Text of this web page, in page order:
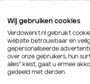
Ik ga
Verdo Werkt
Wij gebruiken cookies
Verdowerkt.nl gebruikt
website betrouwbaar en
gepersonaliseerde
over onze gebruikers, hun
alles” kiest, gaat u ermee
gedeeld met derden.